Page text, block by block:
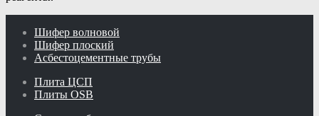
Шифер волновой
Шифер плоский
Асбестоцементные трубы
Плита ЦСП
Плиты OSB